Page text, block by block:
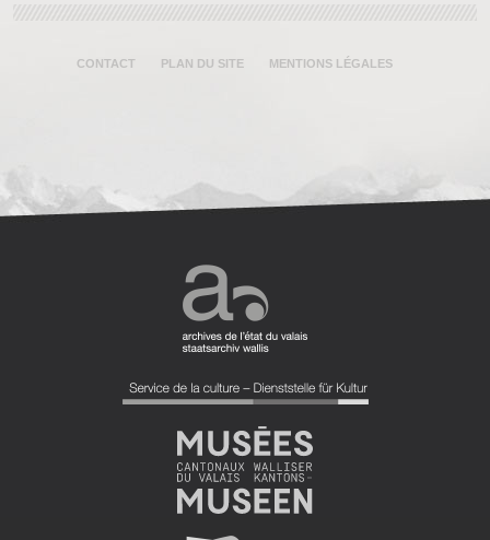
CONTACT PLAN DU SITE MENTIONS LÉGALES